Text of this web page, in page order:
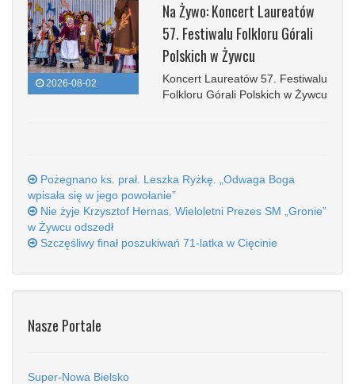
2026-08-02
Na Żywo: Koncert Laureatów
57. Festiwalu Folkloru Górali
Polskich w Żywcu
Koncert Laureatów 57. Festiwalu
Folkloru Górali Polskich w Żywcu
Pożegnano ks. prał. Leszka Ryżkę. „Odwaga Boga
wpisała się w jego powołanie”
Nie żyje Krzysztof Hernas. Wieloletni Prezes SM „Gronie”
w Żywcu odszedł
Szczęśliwy finał poszukiwań 71-latka w Cięcinie
Nasze Portale
Super-Nowa Bielsko